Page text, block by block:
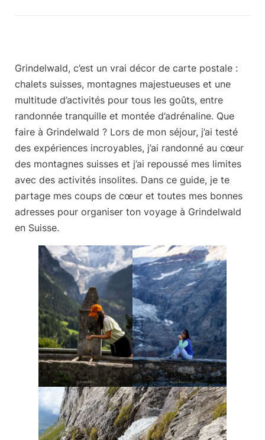
Grindelwald, c’est un vrai décor de carte postale :
chalets suisses, montagnes majestueuses et une
multitude d’activités pour tous les goûts, entre
randonnée tranquille et montée d’adrénaline. Que
faire à Grindelwald ? Lors de mon séjour, j’ai testé
des expériences incroyables, j’ai randonné au cœur
des montagnes suisses et j’ai repoussé mes limites
avec des activités insolites. Dans ce guide, je te
partage mes coups de cœur et toutes mes bonnes
adresses pour organiser ton voyage à Grindelwald
en Suisse.